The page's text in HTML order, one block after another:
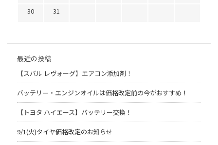
30
31
最近の投稿
【スバル レヴォーグ】エアコン添加剤！
バッテリー・エンジンオイルは価格改定前の今がおすすめ！
【トヨタ ハイエース】バッテリー交換！
9/1(火)タイヤ価格改定のお知らせ